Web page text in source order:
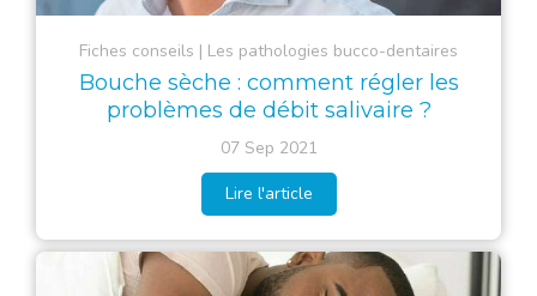
Fiches conseils Les pathologies bucco-dentaires
Bouche sèche : comment régler les
problèmes de débit salivaire ?
07 Sep 2021
Lire l'article